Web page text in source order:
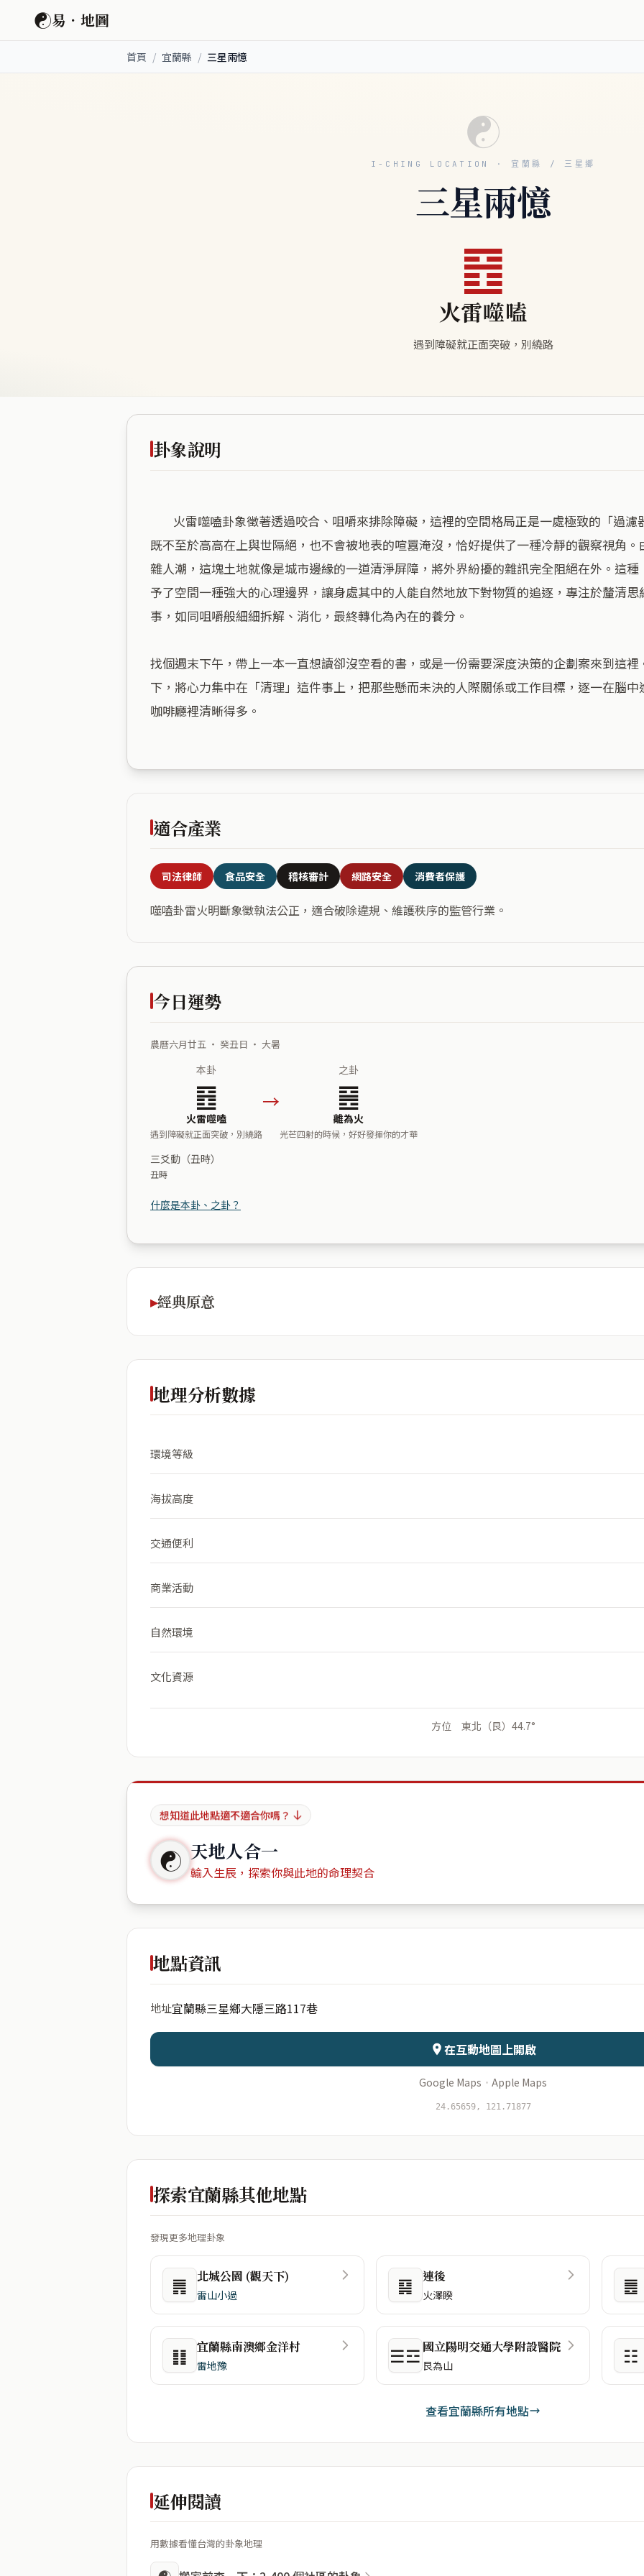
☯易．地圖
首頁 / 宜蘭縣 / 三星兩憶
☯
I-CHING LOCATION · 宜蘭縣 / 三星鄉
三星兩憶
䷔
火雷噬嗑
遇到障礙就正面突破，別繞路
卦象說明
既不至於高高在上與世隔絕，也不會被地表的喧囂淹沒，恰好提供了一種冷靜的觀察視角
雜人潮，這塊土地就像是城市邊緣的一道清淨屏障，將外界紛擾的雜訊完全阻絕在外。這
予了空間一種強大的心理邊界，讓身處其中的人能自然地放下對物質的追逐，專注於釐清
事，如同咀嚼般細細拆解、消化，最終轉化為內在的養分。
找個週末下午，帶上一本一直想讀卻沒空看的書，或是一份需要深度決策的企劃案來到這
下，將心力集中在「清理」這件事上，把那些懸而未決的人際關係或工作目標，逐一在腦
咖啡廳裡清晰得多。
適合產業
司法律師 食品安全 稽核審計 網路安全 消費者保護
噬嗑卦雷火明斷象徵執法公正，適合破除違規、維護秩序的監管行業。
今日運勢
農曆六月廿五 ・ 癸丑日 ・ 大暑
本卦
䷔
火雷噬嗑
遇到障礙就正面突破，別繞路
→
之卦
䷝
離為火
光芒四射的時候，好好發揮你的才華
三爻動（丑時）
丑時
什麼是本卦、之卦？
經典原意
地理分析數據
環境等級
海拔高度
交通便利
商業活動
自然環境
文化資源
方位 東北（艮）44.7°
想知道此地點適不適合你嗎？
☯ 天地人合一
輸入生辰，探索你與此地的命理契合
地點資訊
地址宜蘭縣三星鄉大隱三路117巷
在互動地圖上開啟
Google Maps · Apple Maps
24.65659, 121.71877
探索宜蘭縣其他地點
發現更多地理卦象
䷠ 北城公園 (觀天下)
雷山小過 ䷑ 連後
火澤睽 ䷌
䷁ 宜蘭縣南澳鄉金洋村
雷地豫 ☰☲ 國立陽明交通大學附設醫院
艮為山 ☷
查看宜蘭縣所有地點
延伸閱讀
用數據看懂台灣的卦象地理